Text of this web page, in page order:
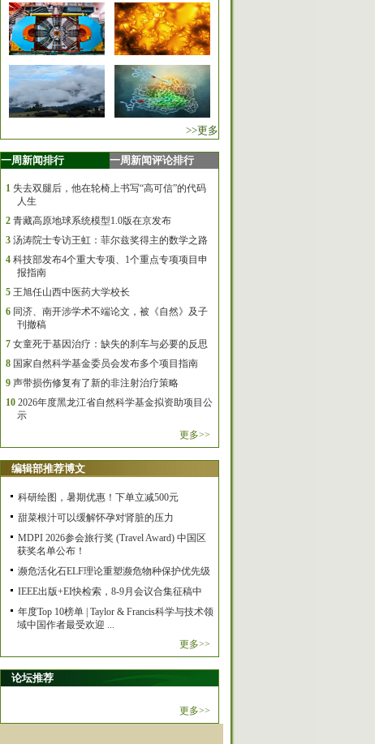
>>更多
一周新闻排行 一周新闻评论排行
1 失去双腿后，他在轮椅上书写“高可信”的代码
人生
2 青藏高原地球系统模型1.0版在京发布
3 汤涛院士专访王虹：菲尔兹奖得主的数学之路
4 科技部发布4个重大专项、1个重点专项项目申
报指南
5 王旭任山西中医药大学校长
6 同济、南开涉学术不端论文，被《自然》及子
刊撤稿
7 女童死于基因治疗：缺失的刹车与必要的反思
8 国家自然科学基金委员会发布多个项目指南
9 声带损伤修复有了新的非注射治疗策略
10 2026年度黑龙江省自然科学基金拟资助项目公
示
更多>>
编辑部推荐博文
科研绘图，暑期优惠！下单立减500元
甜菜根汁可以缓解怀孕对肾脏的压力
MDPI 2026参会旅行奖 (Travel Award) 中国区
获奖名单公布！
濒危活化石ELF理论重塑濒危物种保护优先级
IEEE出版+EI快检索，8-9月会议合集征稿中
年度Top 10榜单 | Taylor & Francis科学与技术领
域中国作者最受欢迎 ...
更多>>
论坛推荐
更多>>